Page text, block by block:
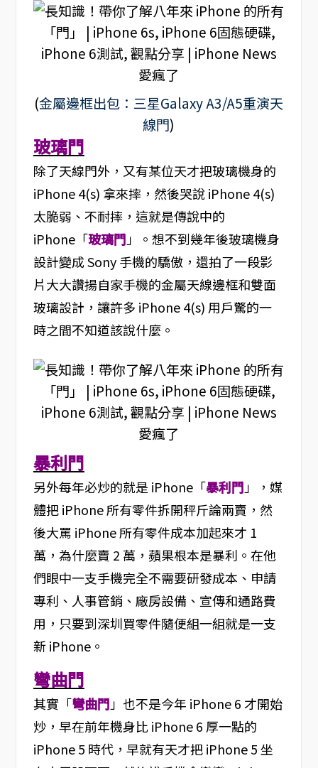
(金屬邊框出包：三星Galaxy A3/A5重演天
線門)
玻璃門
除了天線門外，又有某位天才把玻璃機身的
iPhone 4(s) 拿來摔，然後哭說 iPhone 4(s)
太脆弱、不耐摔，這就是傳說中的
iPhone「玻璃門」。想不到幾年後玻璃機身
設計變成 Sony 手機的驕傲，還拍了一段影
片大大讚揚自家手機的金屬天線邊框和雙面
玻璃設計，讓許多 iPhone 4(s) 用戶驚的一
時之間不知道該說什麼。
暴利門
另外每年必炒的就是 iPhone「暴利門」，媒
體把 iPhone 所有零件拆開秤斤論兩賣，然
後大罵 iPhone 所有零件成本加起來才 1
萬，為什麼賣 2 萬，蘋果根本是暴利。在他
們眼中一支手機完全不需要研發成本、申請
專利、人事管銷、廠房設備、宣傳和通路費
用，只要到深圳買零件隨便組一組就是一支
新 iPhone。
彎曲門
其實「彎曲門」也不是今年 iPhone 6 才開始
炒，早在前年機身比 iPhone 6 厚一點的
iPhone 5 時代，早就有天才把 iPhone 5 坐